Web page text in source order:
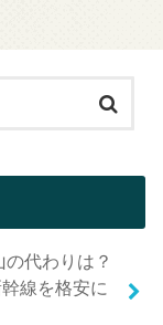
代わりは？
線を格安に